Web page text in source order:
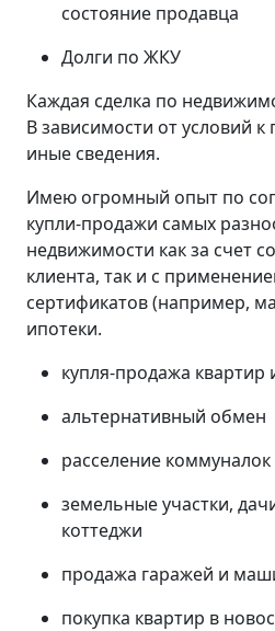
состояние продавца
Долги по ЖКУ
Каждая сделка по
В зависимости от условий
иные сведения.
Имею огромный опыт по
купли-продажи самых
недвижимости как за счет
клиента, так и с
сертификатов (например,
ипотеки.
купля-продажа квартир
альтернативный обмен
расселение коммуналок
земельные участки,
коттеджи
продажа гаражей и
покупка квартир в